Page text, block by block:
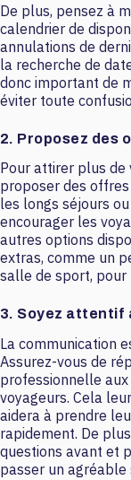
De plus, pensez à
calendrier de
annulations de
la recherche de
donc important de
éviter toute
2. Proposez des
Pour attirer plus de
proposer des
les longs séjours
encourager les
autres options
extras, comme un
salle de sport,
3. Soyez attentif
La communication
Assurez-vous de
professionnelle
voyageurs. Cela
aidera à prendre
rapidement. De
questions avant et
passer un agréable